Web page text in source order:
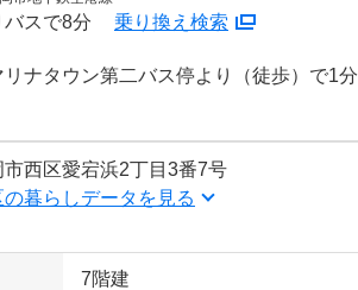
スで8分 乗り換え検索
ナタウン第二バス停より（徒歩）で1分
西区愛宕浜2丁目3番7号
暮らしデータを見る
7階建